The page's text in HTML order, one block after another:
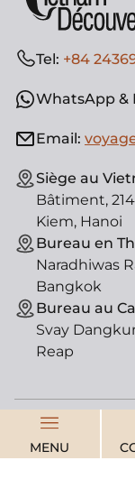
MENU
Tel: +84
WhatsApp &
Email:
Siège au
Bâtiment,
Kiem, Hanoi
Bureau en
Naradhiwas
Bangkok
Bureau au
Svay
Reap
© Vietnam
d'état : 01-182/2014/